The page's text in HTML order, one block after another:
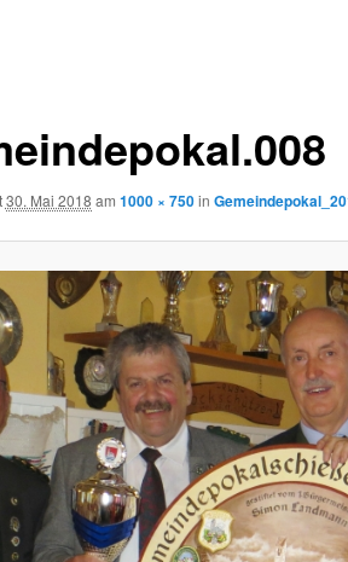
30. Mai 2018 am 1000 × 750in